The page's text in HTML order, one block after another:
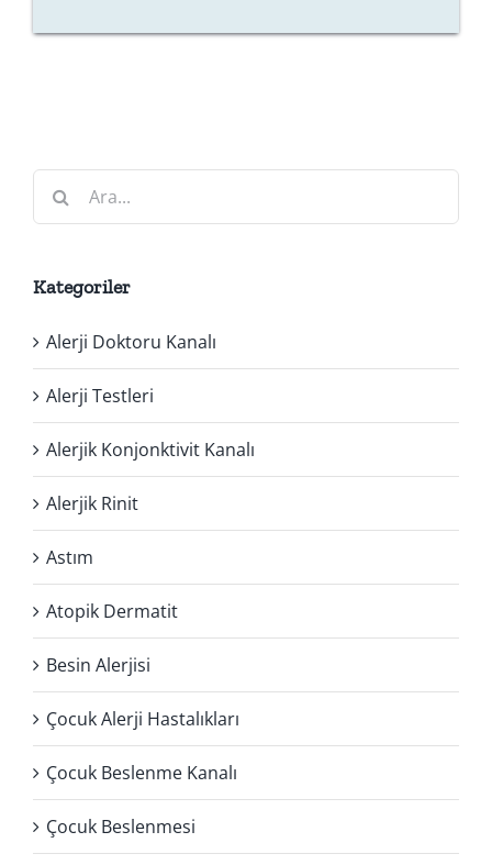
Kategoriler
Alerji Doktoru Kanalı
Alerji Testleri
Alerjik Konjonktivit Kanalı
Alerjik Rinit
Astım
Atopik Dermatit
Besin Alerjisi
Çocuk Alerji Hastalıkları
Çocuk Beslenme Kanalı
Çocuk Beslenmesi